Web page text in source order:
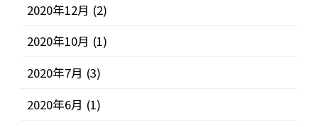
2020年12月 (2)
2020年10月 (1)
2020年7月 (3)
2020年6月 (1)